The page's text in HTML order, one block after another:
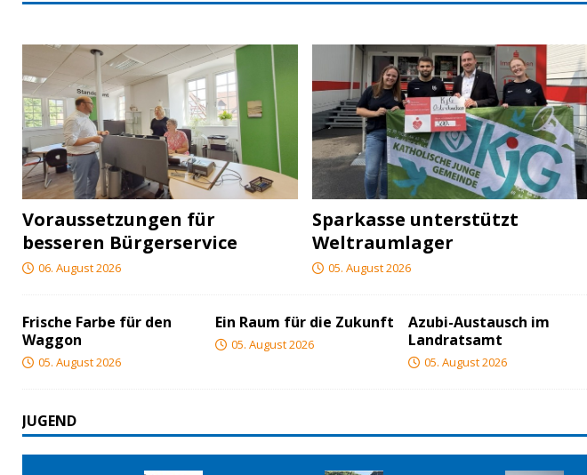
Voraussetzungen für
besseren Bürgerservice
06. August 2026
Sparkasse unterstützt
Weltraumlager
05. August 2026
Frische Farbe für den
Waggon
05. August 2026
Ein Raum für die Zukunft
05. August 2026
Azubi-Austausch im
Landratsamt
05. August 2026
JUGEND